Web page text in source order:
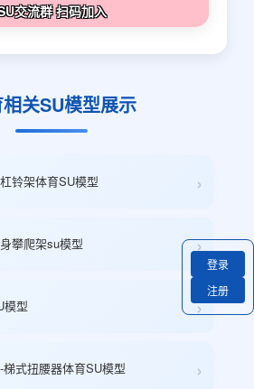
交流群 扫码加入
关SU模型展示
铃架体育SU模型 ›
攀爬架su模型 ›
模型 ›
式扭腰器体育SU模型 ›
登录
注册